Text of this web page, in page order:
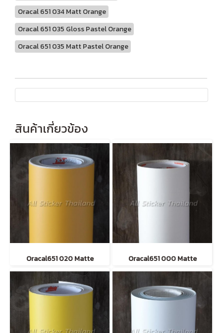
Oracal 651 034 Matt Orange
Oracal 651 035 Gloss Pastel Orange
Oracal 651 035 Matt Pastel Orange
สินค้าเกี่ยวข้อง
Oracal651 020 Matte Oracal651 000 Matte